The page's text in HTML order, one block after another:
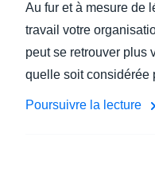
Au fur et à mesure de
travail votre
peut se retrouver plus
quelle soit considérée
Poursuivre la lecture